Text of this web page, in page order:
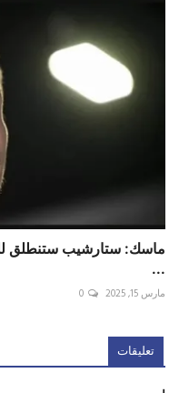
...
مارس 15, 2025 0
تعليقات